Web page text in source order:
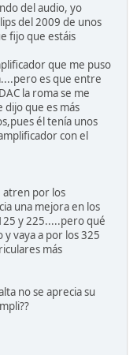
del audio, yo
del 2009 de unos
fijo que estáis
que me puso
es que entre
la roma se me
dijo que es más
él tenía unos
con el
atren por los
una mejora en los
y 225.....pero qué
vaya a por los 325
más
no se aprecia su